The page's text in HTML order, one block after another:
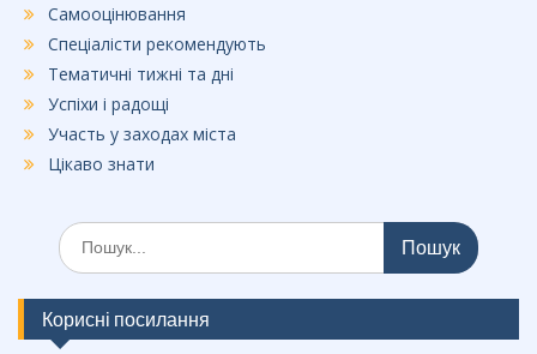
Самооцінювання
Спеціалісти рекомендують
Тематичні тижні та дні
Успіхи і радощі
Участь у заходах міста
Цікаво знати
Шукати:
Корисні посилання